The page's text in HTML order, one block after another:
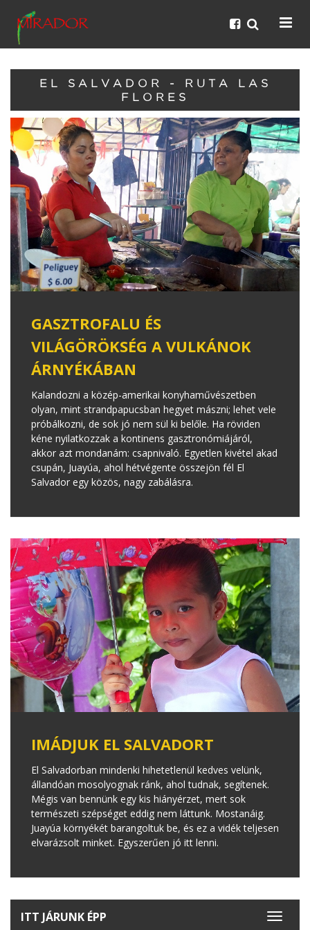
EL SALVADOR - RUTA LAS
FLORES
GASZTROFALU ÉS
VILÁGÖRÖKSÉG A VULKÁNOK
ÁRNYÉKÁBAN
Kalandozni a közép-amerikai konyhaművészetben
olyan, mint strandpapucsban hegyet mászni; lehet vele
próbálkozni, de sok jó nem sül ki belőle. Ha röviden
kéne nyilatkozzak a kontinens gasztronómiájáról,
akkor azt mondanám: csapnivaló. Egyetlen kivétel akad
csupán, Juayúa, ahol hétvégente összejön fél El
Salvador egy közös, nagy zabálásra.
IMÁDJUK EL SALVADORT
El Salvadorban mindenki hihetetlenül kedves velünk,
állandóan mosolyognak ránk, ahol tudnak, segítenek.
Mégis van bennünk egy kis hiányérzet, mert sok
természeti szépséget eddig nem láttunk. Mostanáig.
Juayúa környékét barangoltuk be, és ez a vidék teljesen
elvarázsolt minket. Egyszerűen jó itt lenni.
Toggle
ITT JÁRUNK ÉPP